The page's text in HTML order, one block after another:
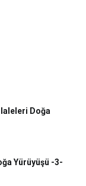
laleleri Doğa
Yürüyüşü -3-